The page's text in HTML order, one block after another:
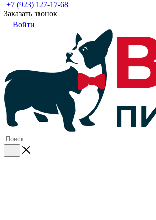
+7 (923) 127-17-68
Заказать звонок
Войти